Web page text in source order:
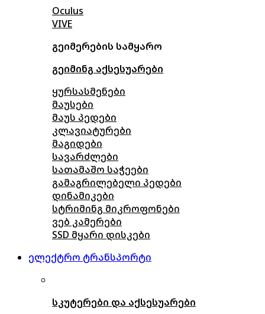
Oculus
VIVE
გეიმერების სამყარო
გეიმინგ აქსესუარები
ყურსასმენები
მაუსები
მაუს პედები
კლავიატურები
მაგიდები
სავარძლები
სათამაშო საჭეები
გამაგრილებელი პედები
დინამიკები
სტრიმინგ მიკროფონები
ვებ კამერები
SSD მყარი დისკები
ელექტრო ტრანსპორტი
სკუტერები და აქსესუარები